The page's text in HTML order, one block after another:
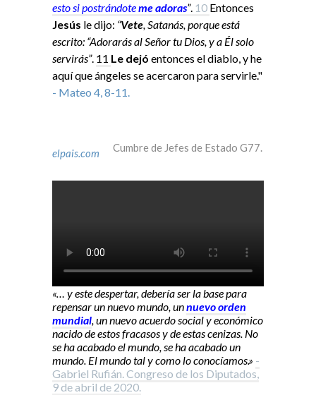
esto sipostrándoteme adoras”. 10 Entonces
Jesús le dijo: “Vete, Satanás, porque está
escrito: “Adorarás al Señor tu Dios, y a Él solo
servirás”. 11 Le dejó entonces el diablo, y he
aquí que ángeles se acercaron para servirle."
- Mateo 4, 8-11.
elpais.com Cumbre de Jefes de Estado G77.
«… y este despertar, debería ser la base para
repensar un nuevo mundo, unnuevo orden
mundial, un nuevo acuerdo social y económico
nacido de estos fracasos y de estas cenizas. No
se ha acabado el mundo, se ha acabado un
mundo. El mundo tal y como lo conocíamos.» -
Gabriel Rufián. Congreso de los Diputados,
9 de abril de 2020.